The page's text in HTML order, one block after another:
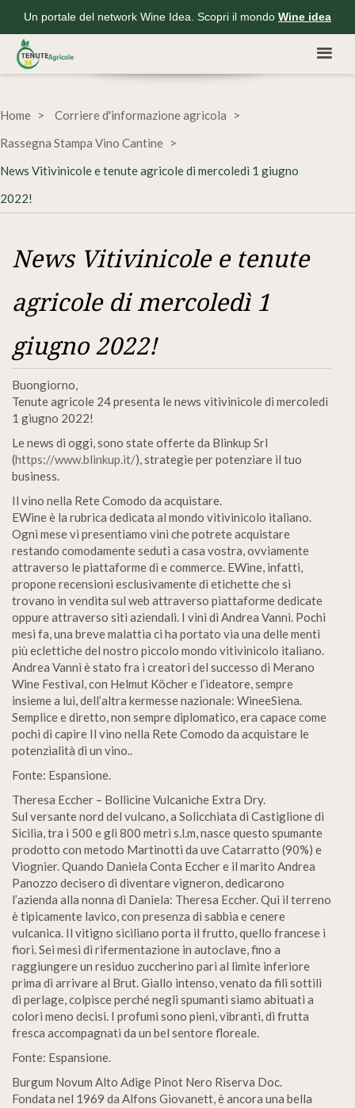
Un portale del network Wine Idea. Scopri il mondo Wine idea
Home
Corriere d'informazione agricola
Rassegna Stampa Vino Cantine
News Vitivinicole e tenute agricole di mercoledì 1 giugno
2022!
News Vitivinicole e tenute
agricole di mercoledì 1
giugno 2022!
Buongiorno,
Tenute agricole 24 presenta le news vitivinicole di mercoledì
1 giugno 2022!
Le news di oggi, sono state offerte da Blinkup Srl
(https://www.blinkup.it/), strategie per potenziare il tuo
business.
Il vino nella Rete Comodo da acquistare.
EWine è la rubrica dedicata al mondo vitivinicolo italiano.
Ogni mese vi presentiamo vini che potrete acquistare
restando comodamente seduti a casa vostra, ovviamente
attraverso le piattaforme di e commerce. EWine, infatti,
propone recensioni esclusivamente di etichette che si
trovano in vendita sul web attraverso piattaforme dedicate
oppure attraverso siti aziendali. I vini di Andrea Vanni. Pochi
mesi fa, una breve malattia ci ha portato via una delle menti
più eclettiche del nostro piccolo mondo vitivinicolo italiano.
Andrea Vanni è stato fra i creatori del successo di Merano
Wine Festival, con Helmut Köcher e l’ideatore, sempre
insieme a lui, dell’altra kermesse nazionale: WineeSiena.
Semplice e diretto, non sempre diplomatico, era capace come
pochi di capire Il vino nella Rete Comodo da acquistare le
potenzialità di un vino..
Fonte: Espansione.
Theresa Eccher – Bollicine Vulcaniche Extra Dry.
Sul versante nord del vulcano, a Solicchiata di Castiglione di
Sicilia, tra i 500 e gli 800 metri s.l.m, nasce questo spumante
prodotto con metodo Martinotti da uve Catarratto (90%) e
Viognier. Quando Daniela Conta Eccher e il marito Andrea
Panozzo decisero di diventare vigneron, dedicarono
l’azienda alla nonna di Daniela: Theresa Eccher. Qui il terreno
è tipicamente lavico, con presenza di sabbia e cenere
vulcanica. Il vitigno siciliano porta il frutto, quello francese i
fiori. Sei mesi di rifermentazione in autoclave, fino a
raggiungere un residuo zuccherino pari al limite inferiore
prima di arrivare al Brut. Giallo intenso, venato da fili sottili
di perlage, colpisce perché negli spumanti siamo abituati a
colori meno decisi. I profumi sono pieni, vibranti, di frutta
fresca accompagnati da un bel sentore floreale.
Fonte: Espansione.
Burgum Novum Alto Adige Pinot Nero Riserva Doc.
Fondata nel 1969 da Alfons Giovanett, è ancora una bella